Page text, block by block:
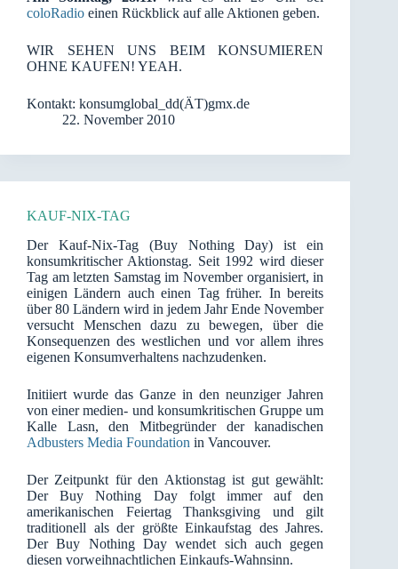
coloRadio einen Rückblick auf alle Aktionen geben.
WIR SEHEN UNS BEIM KONSUMIEREN
OHNE KAUFEN! YEAH.
Kontakt: konsumglobal_dd(ÄT)gmx.de
22. November 2010
KAUF-NIX-TAG
Der Kauf-Nix-Tag (Buy Nothing Day) ist ein
konsumkritischer Aktionstag. Seit 1992 wird dieser
Tag am letzten Samstag im November organisiert, in
einigen Ländern auch einen Tag früher. In bereits
über 80 Ländern wird in jedem Jahr Ende November
versucht Menschen dazu zu bewegen, über die
Konsequenzen des westlichen und vor allem ihres
eigenen Konsumverhaltens nachzudenken.
Initiiert wurde das Ganze in den neunziger Jahren
von einer medien- und konsumkritischen Gruppe um
Kalle Lasn, den Mitbegründer der kanadischen
Adbusters Media Foundation in Vancouver.
Der Zeitpunkt für den Aktionstag ist gut gewählt:
Der Buy Nothing Day folgt immer auf den
amerikanischen Feiertag Thanksgiving und gilt
traditionell als der größte Einkaufstag des Jahres.
Der Buy Nothing Day wendet sich auch gegen
diesen vorweihnachtlichen Einkaufs-Wahnsinn.